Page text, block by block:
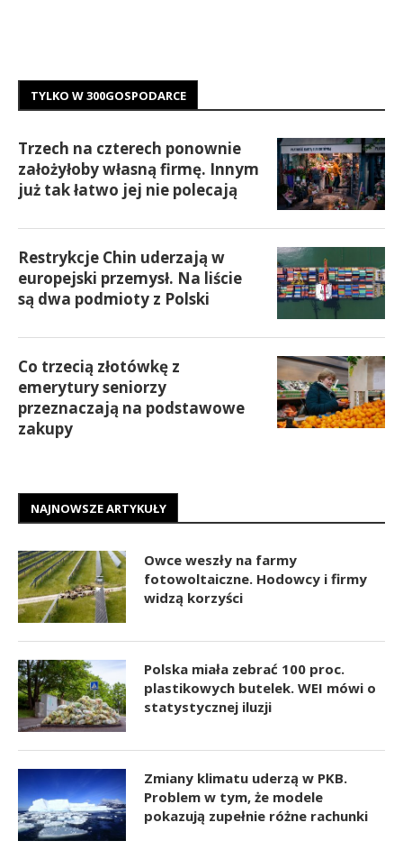
TYLKO W 300GOSPODARCE
Trzech na czterech ponownie
założyłoby własną firmę. Innym
już tak łatwo jej nie polecają
Restrykcje Chin uderzają w
europejski przemysł. Na liście
są dwa podmioty z Polski
Co trzecią złotówkę z
emerytury seniorzy
przeznaczają na podstawowe
zakupy
NAJNOWSZE ARTYKUŁY
Owce weszły na farmy
fotowoltaiczne. Hodowcy i firmy
widzą korzyści
Polska miała zebrać 100 proc.
plastikowych butelek. WEI mówi o
statystycznej iluzji
Zmiany klimatu uderzą w PKB.
Problem w tym, że modele
pokazują zupełnie różne rachunki